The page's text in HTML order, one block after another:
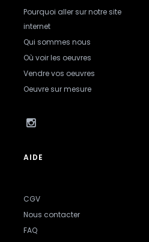
Pourquoi aller sur notre site
internet
Qui sommes nous
Où voir les oeuvres
Vendre vos oeuvres
Oeuvre sur mesure
AIDE
CGV
Nous contacter
FAQ